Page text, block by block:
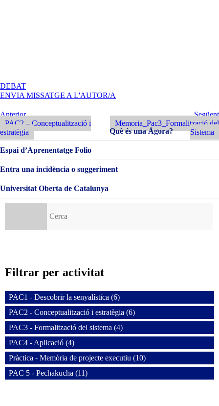
DEBATA
PAC2
I
ESTRATÈGIA
ENVIA MISSATGE A L'AUTOR/A
Navegació
d'entrades
Entrada
Anterior
Anterior
PAC2 – Conceptualització i
estratègia
Següent
Entrada
Següent
Memoria_Pac3_Formalització del
Sistema
Què és una Àgora?
Espai d’Aprenentatge Folio
Entra una incidència o suggeriment
Universitat Oberta de Catalunya
Filtrar per activitat
PAC1 - Descobrir la senyalística (6)
PAC2 - Conceptualització i estratègia (6)
PAC3 - Formalització del sistema (4)
PAC4 - Aplicació (4)
Pràctica - Memòria de projecte executiu (10)
PAC 5 - Pechakucha (11)